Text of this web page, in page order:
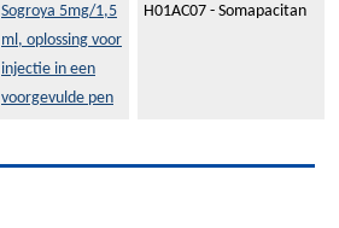
Sogroya 5mg/1,5
ml, oplossing voor
injectie in een
voorgevulde pen
H01AC07 - Somapacitan